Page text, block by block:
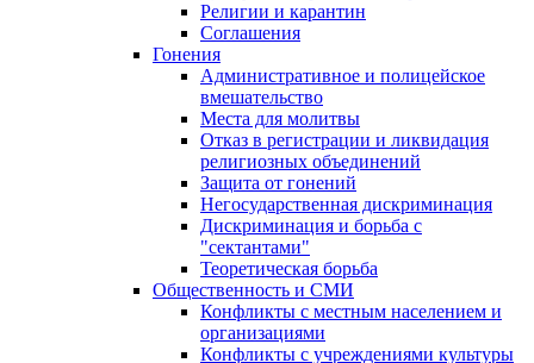
Религии и карантин
Соглашения
Гонения
Административное и полицейское
вмешательство
Места для молитвы
Отказ в регистрации и ликвидация
религиозных объединений
Защита от гонений
Негосударственная дискриминация
Дискриминация и борьба с
"сектантами"
Теоретическая борьба
Общественность и СМИ
Конфликты с местным населением и
организациями
Конфликты с учреждениями культуры